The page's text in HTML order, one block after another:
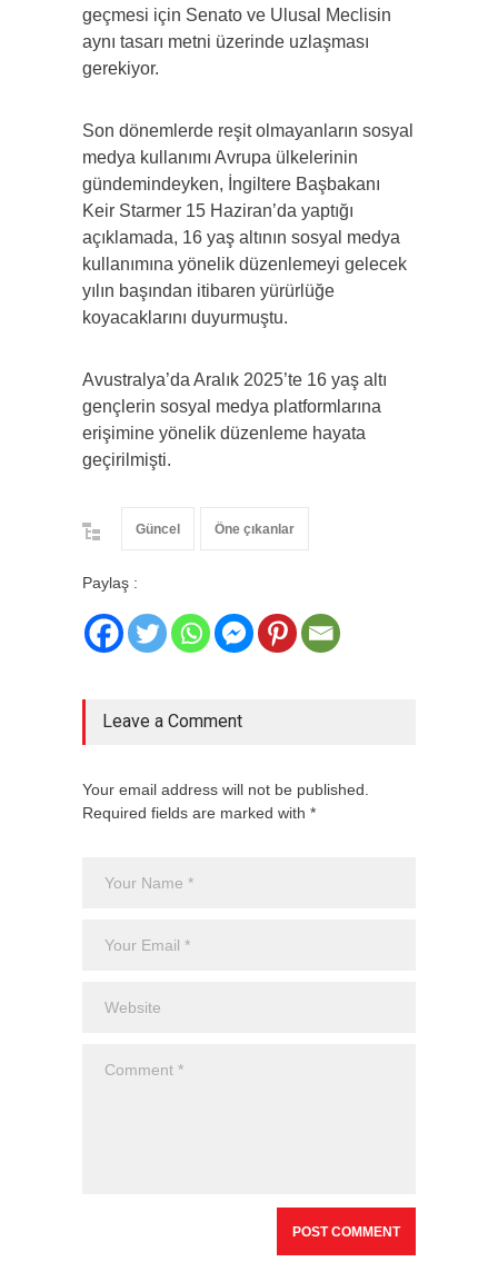
geçmesi için Senato ve Ulusal Meclisin
aynı tasarı metni üzerinde uzlaşması
gerekiyor.
Son dönemlerde reşit olmayanların sosyal
medya kullanımı Avrupa ülkelerinin
gündemindeyken, İngiltere Başbakanı
Keir Starmer 15 Haziran’da yaptığı
açıklamada, 16 yaş altının sosyal medya
kullanımına yönelik düzenlemeyi gelecek
yılın başından itibaren yürürlüğe
koyacaklarını duyurmuştu.
Avustralya’da Aralık 2025’te 16 yaş altı
gençlerin sosyal medya platformlarına
erişimine yönelik düzenleme hayata
geçirilmişti.
Güncel Öne çıkanlar
Paylaş :
Leave a Comment
Your email address will not be published.
Required fields are marked with *